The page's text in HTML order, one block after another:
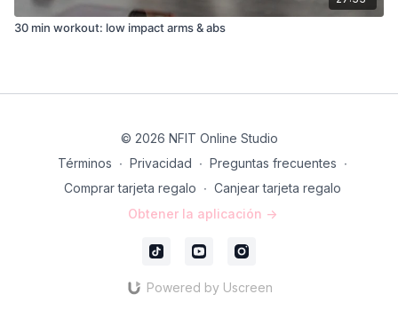
30 min workout: low impact arms & abs
© 2026 NFIT Online Studio
Términos ∙ Privacidad ∙ Preguntas frecuentes ∙
Comprar tarjeta regalo ∙ Canjear tarjeta regalo
Obtener la aplicación ->
Powered by Uscreen